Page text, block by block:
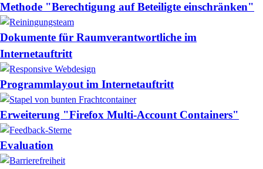
Methode "Berechtigung auf Beteiligte einschränken"
Dokumente für Raumverantwortliche im
Internetauftritt
Programmlayout im Internetauftritt
Erweiterung "Firefox Multi-Account Containers"
Evaluation